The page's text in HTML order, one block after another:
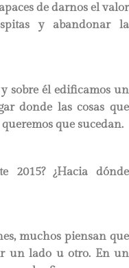
de darnos el valor
y abandonar la
sobre él edificamos un
donde las cosas que
que sucedan.
2015? ¿Hacia dónde
muchos piensan que
un lado u otro. En un